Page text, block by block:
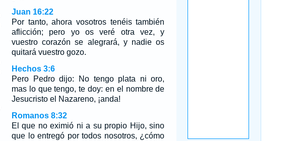
Juan 16:22
Por tanto, ahora vosotros tenéis también
aflicción; pero yo os veré otra vez, y
vuestro corazón se alegrará, y nadie os
quitará vuestro gozo.
Hechos 3:6
Pero Pedro dijo: No tengo plata ni oro,
mas lo que tengo, te doy: en el nombre de
Jesucristo el Nazareno, ¡anda!
Romanos 8:32
El que no eximió ni a su propio Hijo, sino
que lo entregó por todos nosotros, ¿cómo